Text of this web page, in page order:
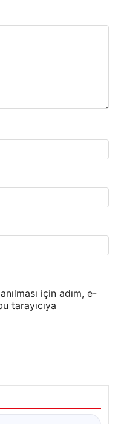
için adım, e-
tarayıcıya